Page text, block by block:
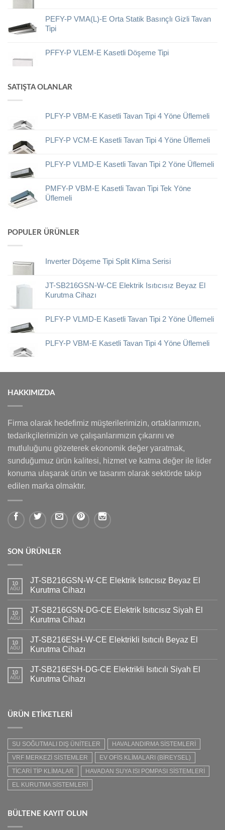
PEFY-P VMA(L)-E Orta Statik Basınçlı Gizli Tavan
Tipi
PFFY-P VLEM-E Kasetli Döşeme Tipi
SATIŞTA OLANLAR
PLFY-P VBM-E Kasetli Tavan Tipi 4 Yöne Üflemeli
PLFY-P VCM-E Kasetli Tavan Tipi 4 Yöne Üflemeli
PLFY-P VLMD-E Kasetli Tavan Tipi 2 Yöne Üflemeli
PMFY-P VBM-E Kasetli Tavan Tipi Tek Yöne
Üflemeli
POPULER ÜRÜNLER
Inverter Döşeme Tipi Split Klima Serisi
JT-SB216GSN-W-CE Elektrik Isıtıcısız Beyaz El
Kurutma Cihazı
PLFY-P VLMD-E Kasetli Tavan Tipi 2 Yöne Üflemeli
PLFY-P VBM-E Kasetli Tavan Tipi 4 Yöne Üflemeli
HAKKIMIZDA
Firma olarak hedefimiz müşterilerimizin, ortaklarımızın,
tedarikçilerimizin ve çalışanlarımızın çıkarını ve
mutluluğunu gözeterek ekonomik değer yaratmak,
sunduğumuz ürün kalitesi, hizmet ve katma değer ile lider
konuma ulaşarak ürün ve tasarım olarak sektörde takip
edilen marka olmaktır.
SON ÜRÜNLER
10
AĞU
JT-SB216GSN-W-CE Elektrik Isıtıcısız Beyaz El
Kurutma Cihazı
10
AĞU
JT-SB216GSN-DG-CE Elektrik Isıtıcısız Siyah El
Kurutma Cihazı
10
AĞU
JT-SB216ESH-W-CE Elektrikli Isıtıcılı Beyaz El
Kurutma Cihazı
10
AĞU
JT-SB216ESH-DG-CE Elektrikli Isıtıcılı Siyah El
Kurutma Cihazı
ÜRÜN ETIKETLERI
SU SOĞUTMALI DIŞ ÜNİTELER
HAVALANDIRMA SİSTEMLERİ
VRF MERKEZİ SİSTEMLER
EV OFİS KLİMALARI (BİREYSEL)
TİCARİ TİP KLİMALAR
HAVADAN SUYA ISI POMPASI SİSTEMLERİ
EL KURUTMA SİSTEMLERİ
BÜLTENE KAYIT OLUN